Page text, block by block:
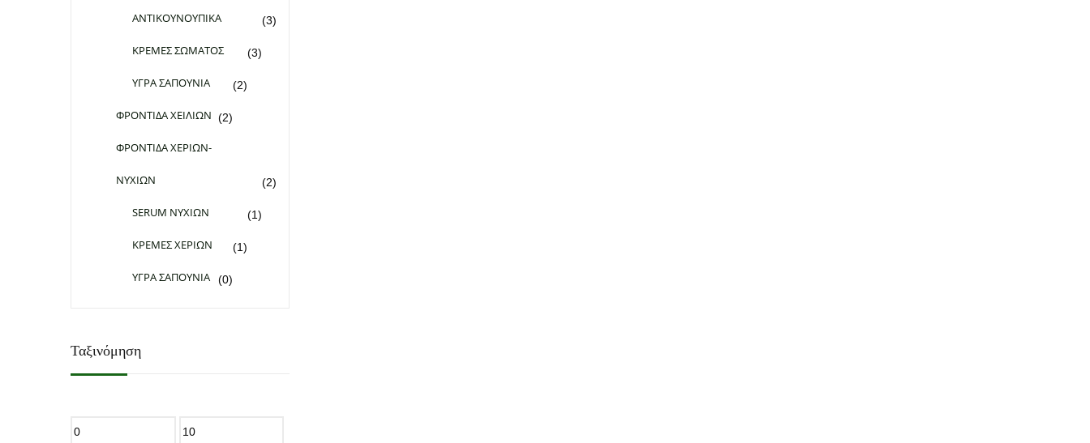
ΑΝΤΙΚΟΥΝΟΥΠΙΚΑ (3)
ΚΡΕΜΕΣ ΣΩΜΑΤΟΣ (3)
ΥΓΡΑ ΣΑΠΟΥΝΙΑ (2)
ΦΡΟΝΤΙΔΑ ΧΕΙΛΙΩΝ (2)
ΦΡΟΝΤΙΔΑ ΧΕΡΙΩΝ-
ΝΥΧΙΩΝ (2)
SERUM ΝΥΧΙΩΝ (1)
ΚΡΕΜΕΣ ΧΕΡΙΩΝ (1)
ΥΓΡΑ ΣΑΠΟΥΝΙΑ (0)
Ταξινόμηση
Ελάχιστη Μέγιστη